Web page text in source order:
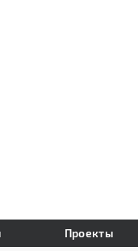
Проекты